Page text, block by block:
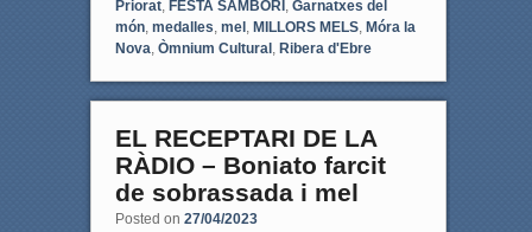
Priorat, FESTA SAMBORI , Garnatxes del
món, medalles, mel , MILLORS MELS, Móra la
Nova, Òmnium Cultural , Ribera d'Ebre
EL RECEPTARI DE LA
RÀDIO – Boniato farcit
de sobrassada i mel
Posted on 27/04/2023